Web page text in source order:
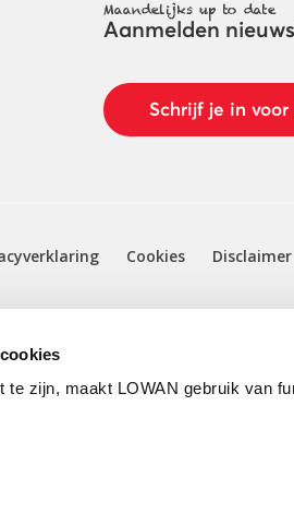
te zijn, maakt LOWAN gebruik van
Maandelijks up to date
Aanmelden
Schrijf je in voor
Cookies Disclaimer